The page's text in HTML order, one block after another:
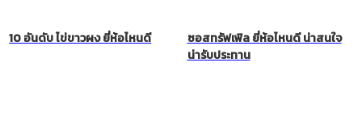
10 อันดับ ไข่ขาวผง ยี่ห้อไหนดี
ซอสทรัฟเฟิล ยี่ห้อไหนดี น่าสนใจ
น่ารับประทาน